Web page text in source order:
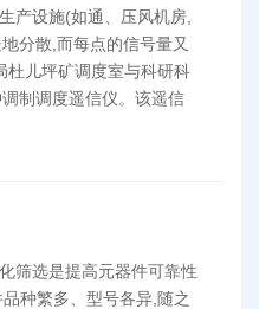
产设施(如通、压风机房,
分散,而每点的信号量又
杜儿坪矿调度室与科研科
制调度遥信仪。该遥信
筛选是提高元器件可靠性
种繁多、型号各异,随之